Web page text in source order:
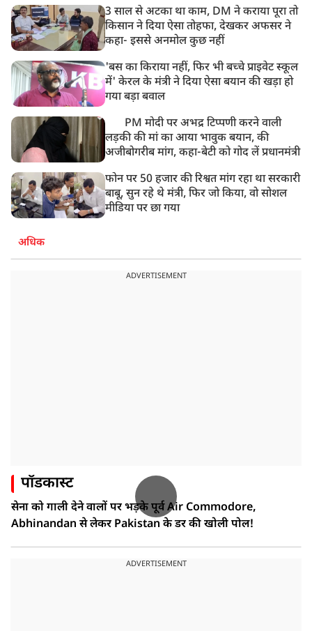
3 साल से अटका था काम, DM ने कराया पूरा तो
किसान ने दिया ऐसा तोहफा, देखकर अफसर ने
कहा- इससे अनमोल कुछ नहीं
'बस का किराया नहीं, फिर भी बच्चे प्राइवेट स्कूल
में' केरल के मंत्री ने दिया ऐसा बयान की खड़ा हो
गया बड़ा बवाल
PM मोदी पर अभद्र टिप्पणी करने वाली
लड़की की मां का आया भावुक बयान, की
अजीबोगरीब मांग, कहा-बेटी को गोद लें प्रधानमंत्री
फोन पर 50 हजार की रिश्वत मांग रहा था सरकारी
बाबू, सुन रहे थे मंत्री, फिर जो किया, वो सोशल
मीडिया पर छा गया
अधिक
ADVERTISEMENT
पॉडकास्ट
सेना को गाली देने वालों पर भड़के पूर्व Air Commodore,
Abhinandan से लेकर Pakistan के डर की खोली पोल!
ADVERTISEMENT